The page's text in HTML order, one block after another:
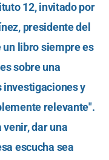
12, invitado por
presidente del
un libro siempre es
sobre una
investigaciones y
relevante".
venir, dar una
escucha sea